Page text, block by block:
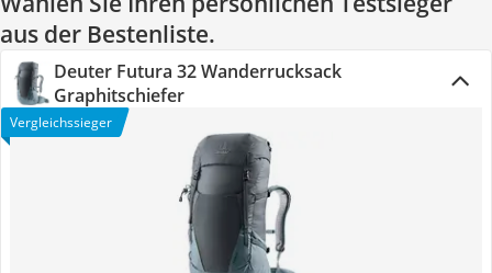
aus der Bestenliste.
Deuter Futura 32 Wanderrucksack
Graphitschiefer
Vergleichssieger